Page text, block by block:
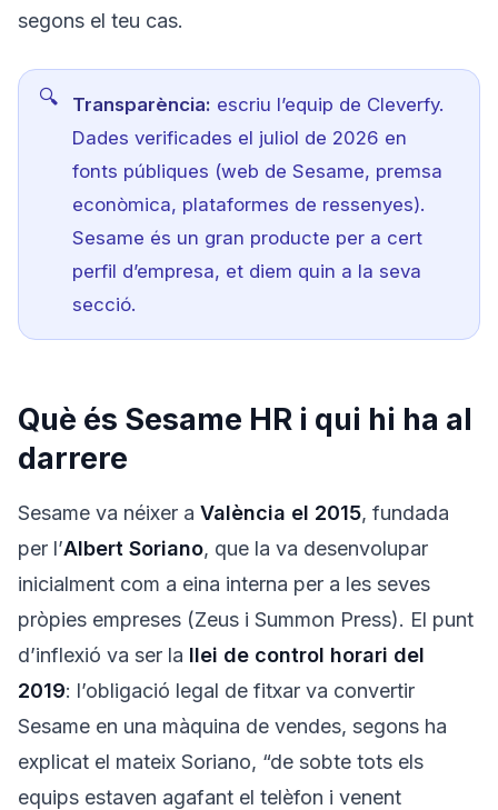
segons el teu cas.
Transparència: escriu l’equip de Cleverfy.
Dades verificades el juliol de 2026 en
fonts públiques (web de Sesame, premsa
econòmica, plataformes de ressenyes).
Sesame és un gran producte per a cert
perfil d’empresa, et diem quin a la seva
secció.
Què és Sesame HR i qui hi ha al
darrere
Sesame va néixer a València el 2015, fundada
per l’Albert Soriano, que la va desenvolupar
inicialment com a eina interna per a les seves
pròpies empreses (Zeus i Summon Press). El punt
d’inflexió va ser la llei de control horari del
2019: l’obligació legal de fitxar va convertir
Sesame en una màquina de vendes, segons ha
explicat el mateix Soriano, “de sobte tots els
equips estaven agafant el telèfon i venent